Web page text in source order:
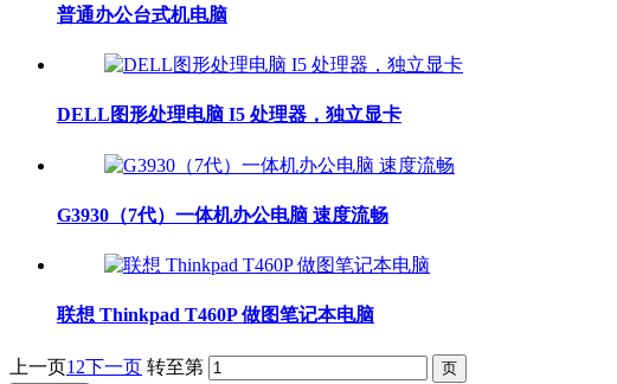
普通办公台式机电脑
DELL图形处理电脑 I5 处理器，独立显卡
G3930（7代）一体机办公电脑 速度流畅
联想 Thinkpad T460P 做图笔记本电脑
上一页1 2下一页 转至第